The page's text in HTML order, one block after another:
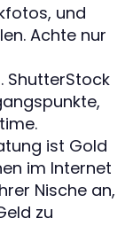
und
Achte nur
ShutterStock
ist Gold
im Internet
Nische an,
zu